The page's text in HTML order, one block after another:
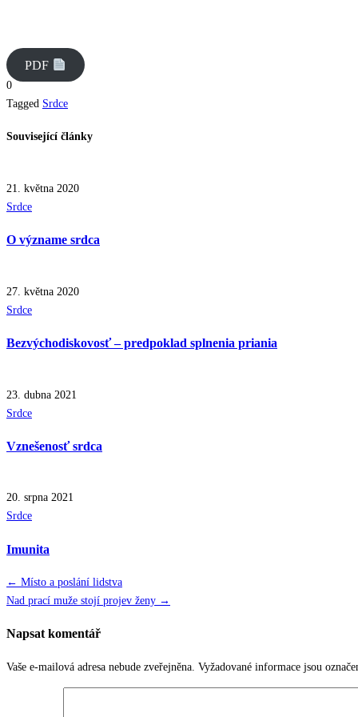
PDF
0
Tagged Srdce
Související články
21. května 2020
Posted
Srdce
O význame srdca
27. května 2020
Posted
Srdce
Bezvýchodiskovosť – predpoklad splnenia priania
23. dubna 2021
Posted
Srdce
Vznešenosť srdca
20. srpna 2021
Posted
Srdce
Imunita
Navigace
příspěvek
← Místo a poslání lidstva
Nad prací muže stojí projev ženy →
Napsat komentář
Vaše e-mailová adresa nebude zveřejněna. Vyžadované informace jsou